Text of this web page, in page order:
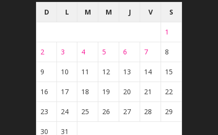
D
L M M J V S
1
2 3 4 5 6 7 8
9 10 11 12 13 14 15
16 17 18 19 20 21 22
23 24 25 26 27 28 29
30 31